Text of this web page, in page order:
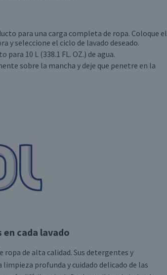
para una carga completa de ropa. Coloque el
y seleccione el ciclo de lavado deseado.
10 L (338.1 FL. OZ.) de agua.
sobre la mancha y deje que penetre en la
en cada lavado
ropa de alta calidad. Sus detergentes y
profunda y cuidado delicado de las